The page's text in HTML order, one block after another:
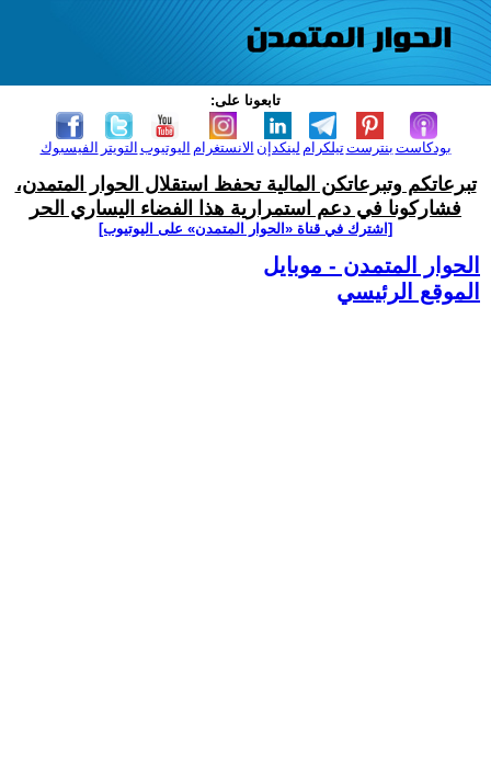
تابعونا على:
الفيسبوك التويتر اليوتيوب الانستغرام لينكدإن تيلكرامبنترست بودكاست
تبرعاتكم وتبرعاتكن المالية تحفظ استقلال الحوار المتمدن،
فشاركونا في دعم استمرارية هذا الفضاء اليساري الحر
[اشترك في قناة ‫«الحوار المتمدن» على اليوتيوب]
الحوار المتمدن - موبايل
الموقع الرئيسي